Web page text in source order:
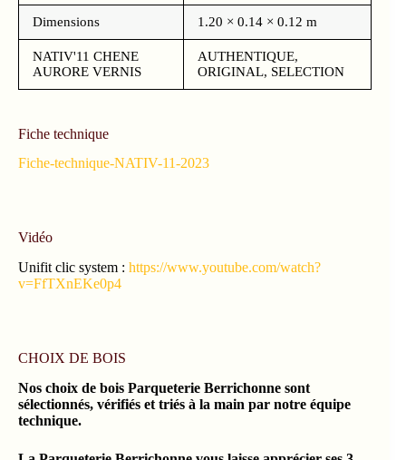
Dimensions 1.20 × 0.14 × 0.12 m
NATIV'11 CHENE
AURORE VERNIS
AUTHENTIQUE,
ORIGINAL, SELECTION
Fiche technique
Fiche-technique-NATIV-11-2023
Vidéo
Unifit clic system : https://www.youtube.com/watch?
v=FfTXnEKe0p4
CHOIX DE BOIS
Nos choix de bois Parqueterie Berrichonne sont
sélectionnés, vérifiés et triés à la main par notre équipe
technique.